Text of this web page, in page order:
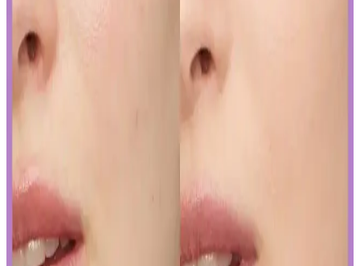
Yapay Zeka ile Kozmetik Sektöründe Yenilikler ve
Sunduğu Faydalar
Seçimi ve Uygulama Yöntemleri
Gözaltı kapatıcısı seçimi ve uygulama teknikleriyle doğal görünüm
yakalamak için hafif ürünler ve doğru uygulama yöntemleri
önemlidir. İnce katmanlar ve uygun tonlar ile göz altlarınızda doğal
parlaklık sağlayabilirsiniz.